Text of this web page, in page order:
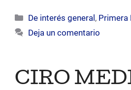
Categorías
De interés general, Primera
Deja un comentario
CIRO